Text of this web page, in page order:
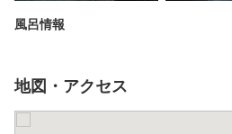
風呂情報
地図・アクセス